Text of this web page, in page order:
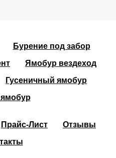
Бурение под забор
Ямобур вездеход
Гусеничный ямобур
Прайс-Лист
Отзывы